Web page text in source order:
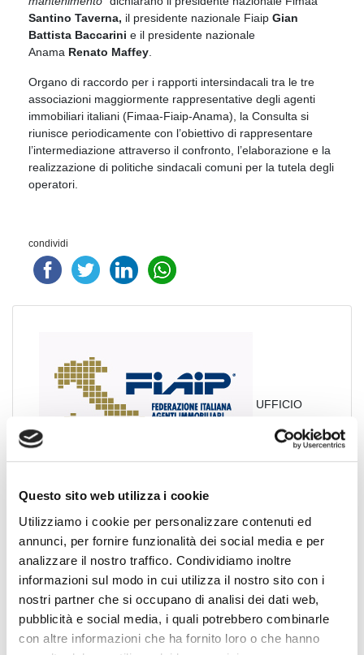
Questo sito web utilizza i cookie
Utilizziamo i cookie per personalizzare contenuti ed
annunci, per fornire funzionalità dei social media e per
analizzare il nostro traffico. Condividiamo inoltre
informazioni sul modo in cui utilizza il nostro sito con i
nostri partner che si occupano di analisi dei dati web,
pubblicità e social media, i quali potrebbero combinarle
con altre informazioni che ha fornito loro o che hanno
Santino Taverna, il presidente nazionale Fiaip Gian
Battista Baccarini e il presidente nazionale
Anama Renato Maffey
Organo di raccordo per i rapporti intersindacali tra le tre
associazioni maggiormente rappresentative degli agenti
immobiliari italiani (Fimaa-Fiaip-Anama), la Consulta si
riunisce periodicamente con l’obiettivo di rappresentare
l’intermediazione attraverso il confronto, l’elaborazione e la
realizzazione di politiche sindacali comuni per la tutela degli
operatori.
condividi
UFFICIO
Vincenzo Campo - Capo Ufficio Stampa, PR e Media
Relations Manager.
Telefono: (+39) 06.45.23.18.25
Mobile: (+39) 340 79.50.619
E-mail: ufficiostampa@fiaipmail.it